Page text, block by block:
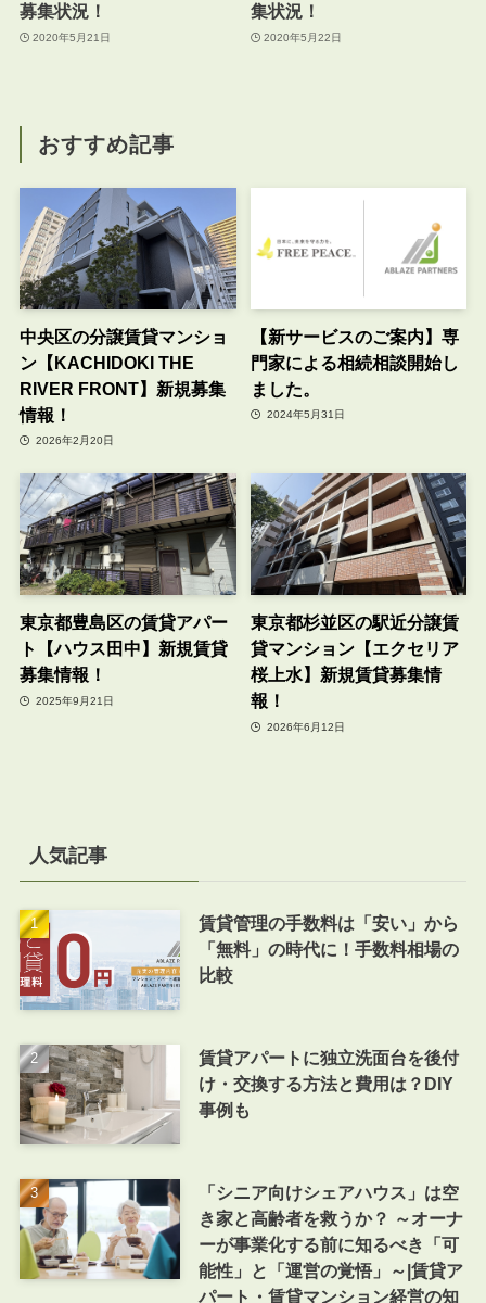
募集状況！
2020年5月21日
集状況！
2020年5月22日
おすすめ記事
中央区の分譲賃貸マンショ
ン【KACHIDOKI THE
RIVER FRONT】新規募集
情報！
2026年2月20日
【新サービスのご案内】専
門家による相続相談開始し
ました。
2024年5月31日
東京都豊島区の賃貸アパー
ト【ハウス田中】新規賃貸
募集情報！
2025年9月21日
東京都杉並区の駅近分譲賃
貸マンション【エクセリア
桜上水】新規賃貸募集情
報！
2026年6月12日
人気記事
賃貸管理の手数料は「安い」から
「無料」の時代に！手数料相場の
比較
賃貸アパートに独立洗面台を後付
け・交換する方法と費用は？DIY
事例も
「シニア向けシェアハウス」は空
き家と高齢者を救うか？ ～オーナ
ーが事業化する前に知るべき「可
能性」と「運営の覚悟」～|賃貸ア
パート・賃貸マンション経営の知